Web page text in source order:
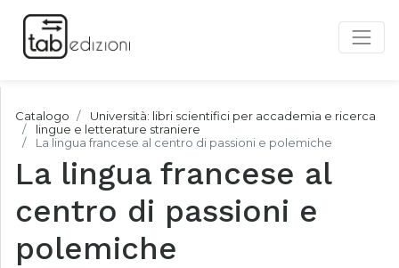
Catalogo
Università: libri scientifici per accademia e ricerca
lingue e letterature straniere
La lingua francese al centro di passioni e polemiche
La lingua francese al
centro di passioni e
polemiche